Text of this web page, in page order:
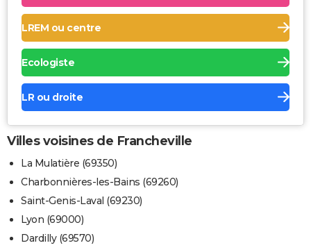
LREM ou centre
Ecologiste
LR ou droite
Villes voisines de Francheville
La Mulatière (69350)
Charbonnières-les-Bains (69260)
Saint-Genis-Laval (69230)
Lyon (69000)
Dardilly (69570)